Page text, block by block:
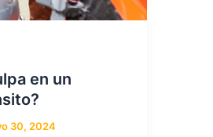
en un
30, 2024